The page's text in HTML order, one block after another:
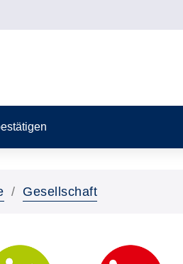
Gesellschaft